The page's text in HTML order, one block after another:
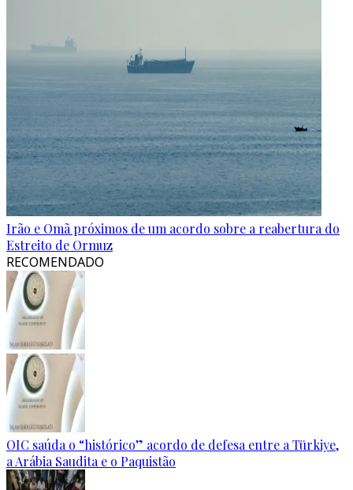
Irão e Omã próximos de um acordo sobre a reabertura do
Estreito de Ormuz
RECOMENDADO
OIC saúda o “histórico” acordo de defesa entre a Türkiye,
a Arábia Saudita e o Paquistão